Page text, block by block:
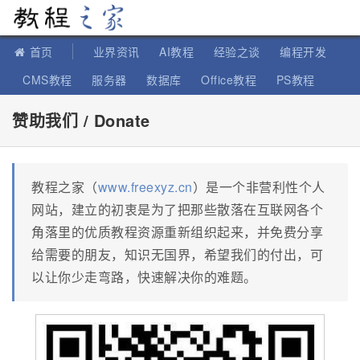
首页 业界资讯 AI教程 经验之谈
编程开发
CMS教程
服务器 数据库 Office教程
PS教程
赞助我们 / Donate
教程之家（www.freexyz.cn）是一个非营利性个人
网站，建立的初衷是为了把那些散落在互联网各个
角落里的优质教程资源重新组织起来，并免费分享
给需要的朋友，知识无国界，希望我们的付出，可
以让你少走弯路，快速解决你的难题。